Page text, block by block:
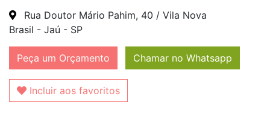
Rua Doutor Mário Pahim, 40 / Vila Nova
Brasil - Jaú - SP
Peça um Orçamento Chamar no Whatsapp
Incluir aos favoritos